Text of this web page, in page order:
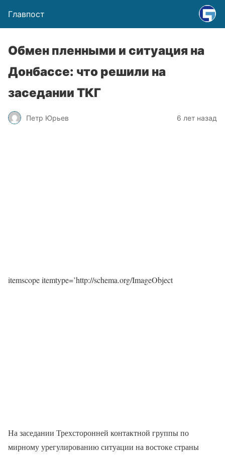
Главпост
Обмен пленными и ситуация на
Донбассе: что решили на
заседании ТКГ
Петр Юрьев 6 лет назад
itemscope itemtype=’http://schema.org/ImageObject
На заседании Трехсторонней контактной группы по
мирному урегулированию ситуации на востоке страны